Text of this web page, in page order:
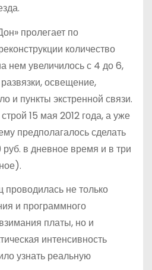
пролегает по
количество
нем увеличилось с 4 до 6,
освещение,
и пункты экстренной связи.
15 мая 2012 года, а уже
предполагалось сделать
в дневное время и в три
не только
и программного
платы, но и
интенсивность
узнать реальную